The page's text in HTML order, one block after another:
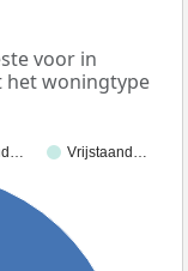
voor in
het woningtype
Vrijstaand…